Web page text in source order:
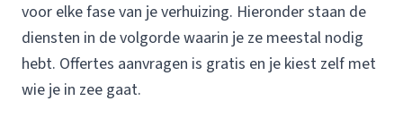
voor elke fase van je verhuizing. Hieronder staan de
diensten in de volgorde waarin je ze meestal nodig
hebt. Offertes aanvragen is gratis en je kiest zelf met
wie je in zee gaat.